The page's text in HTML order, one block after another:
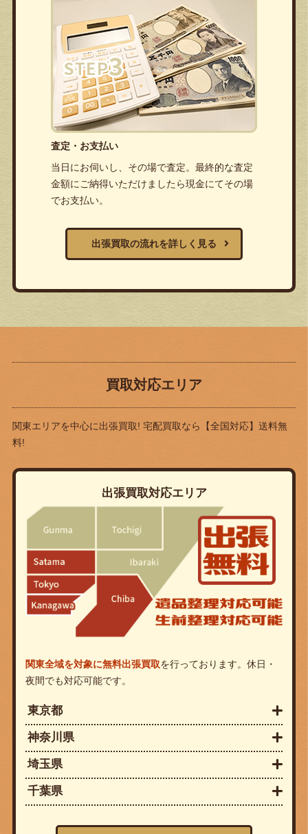
査定・お支払い
当日にお伺いし、その場で査定。最終的な査定
金額にご納得いただけましたら現金にてその場
でお支払い。
出張買取の流れを詳しく見る
買取対応エリア
関東エリアを中心に出張買取! 宅配買取なら
【全国対応】送料無
料!
出張買取対応エリア
関東全域を対象に無料出張買取を行っております。休日・
夜間でも対応可能です。
東京都
神奈川県
埼玉県
千葉県